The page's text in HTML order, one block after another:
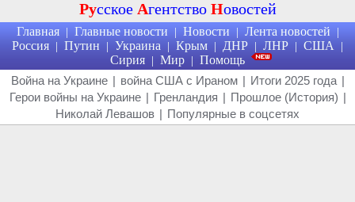
Русское Агентство Новостей
Главная | Главные новости | Новости | Лента новостей |
Россия | Путин | Украина | Крым | ДНР | ЛНР | США |
Сирия | Мир | Помощь
Война на Украине | война США с Ираном | Итоги 2025 года |
Герои войны на Украине | Гренландия | Прошлое (История) |
Николай Левашов | Популярные в соцсетях